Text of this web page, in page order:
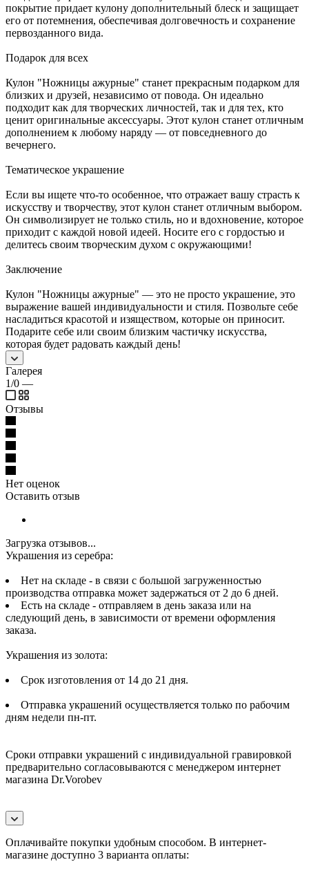
покрытие придает кулону дополнительный блеск и защищает
его от потемнения, обеспечивая долговечность и сохранение
первозданного вида.
Подарок для всех
Кулон "Ножницы ажурные" станет прекрасным подарком для
близких и друзей, независимо от повода. Он идеально
подходит как для творческих личностей, так и для тех, кто
ценит оригинальные аксессуары. Этот кулон станет отличным
дополнением к любому наряду — от повседневного до
вечернего.
Тематическое украшение
Если вы ищете что-то особенное, что отражает вашу страсть к
искусству и творчеству, этот кулон станет отличным выбором.
Он символизирует не только стиль, но и вдохновение, которое
приходит с каждой новой идеей. Носите его с гордостью и
делитесь своим творческим духом с окружающими!
Заключение
Кулон "Ножницы ажурные" — это не просто украшение, это
выражение вашей индивидуальности и стиля. Позвольте себе
насладиться красотой и изяществом, которые он приносит.
Подарите себе или своим близким частичку искусства,
которая будет радовать каждый день!
Галерея
1/0 —
Отзывы
Нет оценок
Оставить отзыв
Загрузка отзывов...
Украшения из серебра:
Нет на складе - в связи с большой загруженностью
производства отправка может задержаться от 2 до 6 дней.
Есть на складе - отправляем в день заказа или на
следующий день, в зависимости от времени оформления
заказа.
Украшения из золота:
Срок изготовления от 14 до 21 дня.
Отправка украшений осуществляется только по рабочим
дням недели пн-пт.
Сроки отправки украшений с индивидуальной гравировкой
предварительно согласовываются с менеджером интернет
магазина Dr.Vorobev
Оплачивайте покупки удобным способом. В интернет-
магазине доступно 3 варианта оплаты: